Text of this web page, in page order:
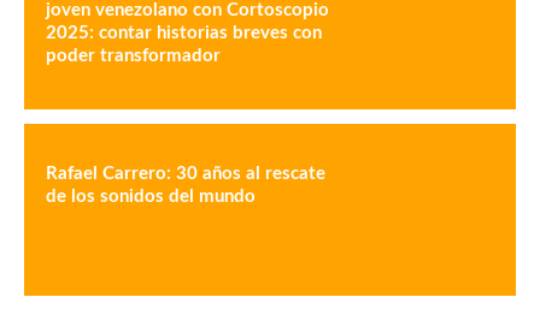
joven venezolano con Cortoscopio
2025: contar historias breves con
poder transformador
Rafael Carrero: 30 años al rescate
de los sonidos del mundo